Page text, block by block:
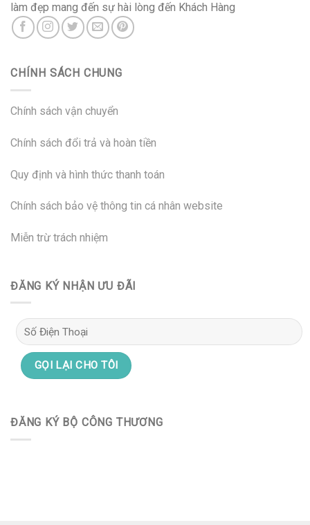
làm đẹp mang đến sự hài lòng đến Khách Hàng
CHÍNH SÁCH CHUNG
Chính sách vận chuyển
Chính sách đổi trả và hoàn tiền
Quy định và hình thức thanh toán
Chính sách bảo vệ thông tin cá nhân website
Miễn trừ trách nhiệm
ĐĂNG KÝ NHẬN ƯU ĐÃI
ĐĂNG KÝ BỘ CÔNG THƯƠNG